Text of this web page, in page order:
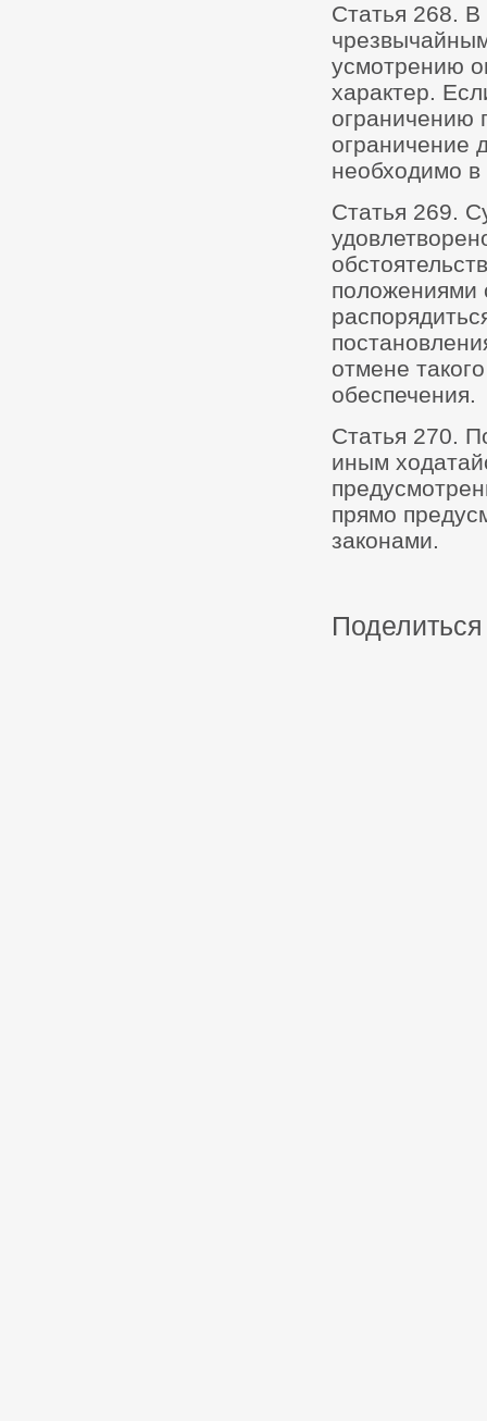
Статья 268. В
усмотрению
характер.
ограничению
ограничение
необходимо в
Статья 269.
положениями
отмене
обеспечения.
Статья 270.
иным
прямо
законами.